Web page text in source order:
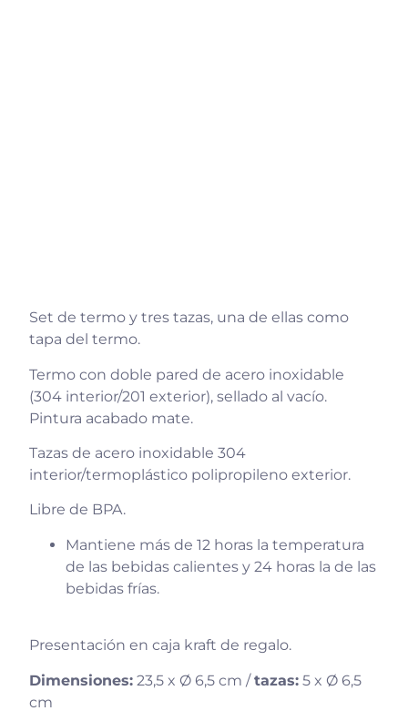
Set de termo y tres tazas, una de ellas como
tapa del termo.
Termo con doble pared de acero inoxidable
(304 interior/201 exterior), sellado al vacío.
Pintura acabado mate.
Tazas de acero inoxidable 304
interior/termoplástico polipropileno exterior.
Libre de BPA.
Mantiene más de 12 horas la temperatura
de las bebidas calientes y 24 horas la de las
bebidas frías.
Presentación en caja kraft de regalo.
Dimensiones: 23,5 x Ø 6,5 cm /tazas: 5 x Ø 6,5
cm